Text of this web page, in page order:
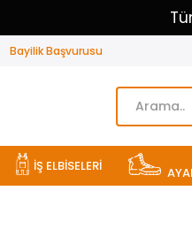
Bayilik Başvurusu
İŞ ELBİSELERİ